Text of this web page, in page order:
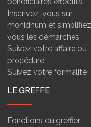
Inscrivez-vous sur
monidnum et simplifiez
vous les démarches
Suivez votre affaire ou
procédure
Suivez votre formalité
LE GREFFE
Fonctions du greffier